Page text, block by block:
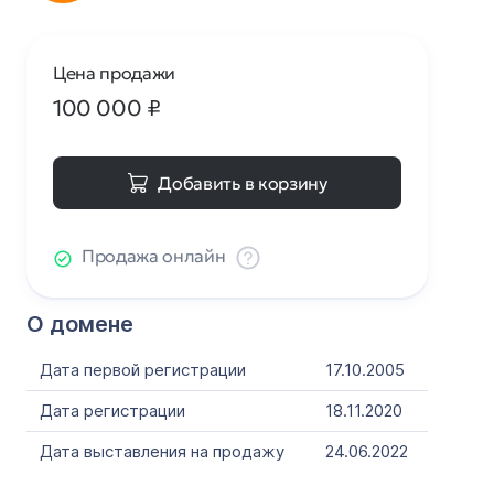
О домене
Дата первой регистрации
17.10.2005
Дата регистрации
18.11.2020
Дата выставления на продажу
24.06.2022
Цена продажи
100 000 ₽
Добавить в корзину
Продажа онлайн